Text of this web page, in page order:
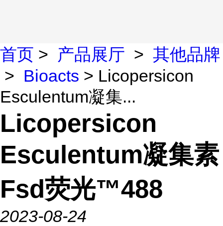
首页 > 产品展厅 > 其他品牌
> Bioacts > Licopersicon
Esculentum凝集...
Licopersicon
Esculentum凝集素
Fsd荧光™488
2023-08-24